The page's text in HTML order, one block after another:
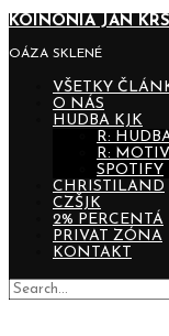
KOINONIA JÁN
OÁZA SKLENÉ
VŠETKY
O NÁS
HUDBA KJK
R:
R:
SPOTIFY
CHRISTILAND
CZŠJK
2% PERCENTÁ
PRIVAT ZÓNA
KONTAKT